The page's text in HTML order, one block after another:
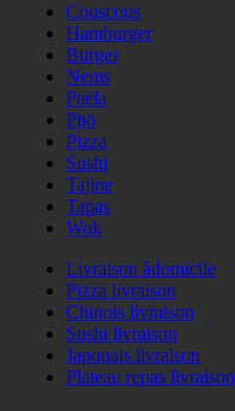
Couscous
Hamburger
Burger
Nems
Paëla
Phö
Pizza
Sushi
Tajine
Tapas
Wok
Livraison àdomicile
Pizza livraison
Chinois livraison
Sushi livraison
Japonais livraison
Plateau repas livraison